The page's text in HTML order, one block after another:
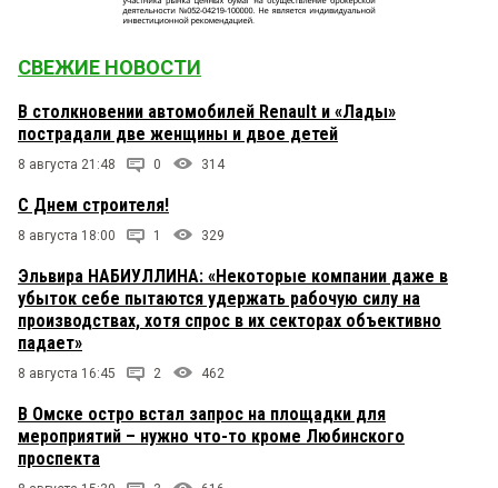
СВЕЖИЕ НОВОСТИ
В столкновении автомобилей Renault и «Лады»
пострадали две женщины и двое детей
8 августа 21:48 0 314
С Днем строителя!
8 августа 18:00 1 329
Эльвира НАБИУЛЛИНА: «Некоторые компании даже в
убыток себе пытаются удержать рабочую силу на
производствах, хотя спрос в их секторах объективно
падает»
8 августа 16:45 2 462
В Омске остро встал запрос на площадки для
мероприятий – нужно что-то кроме Любинского
проспекта